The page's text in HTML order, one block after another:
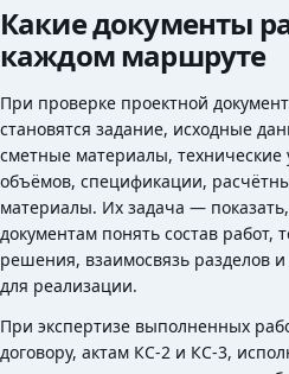
Какие документы
каждом маршруте
При проверке проектной
становятся задание, исходные
сметные материалы, технические
объёмов, спецификации,
материалы. Их задача —
документам понять состав работ,
решения, взаимосвязь разделов
для реализации.
При экспертизе выполненных
договору, актам КС-2 и КС-3,